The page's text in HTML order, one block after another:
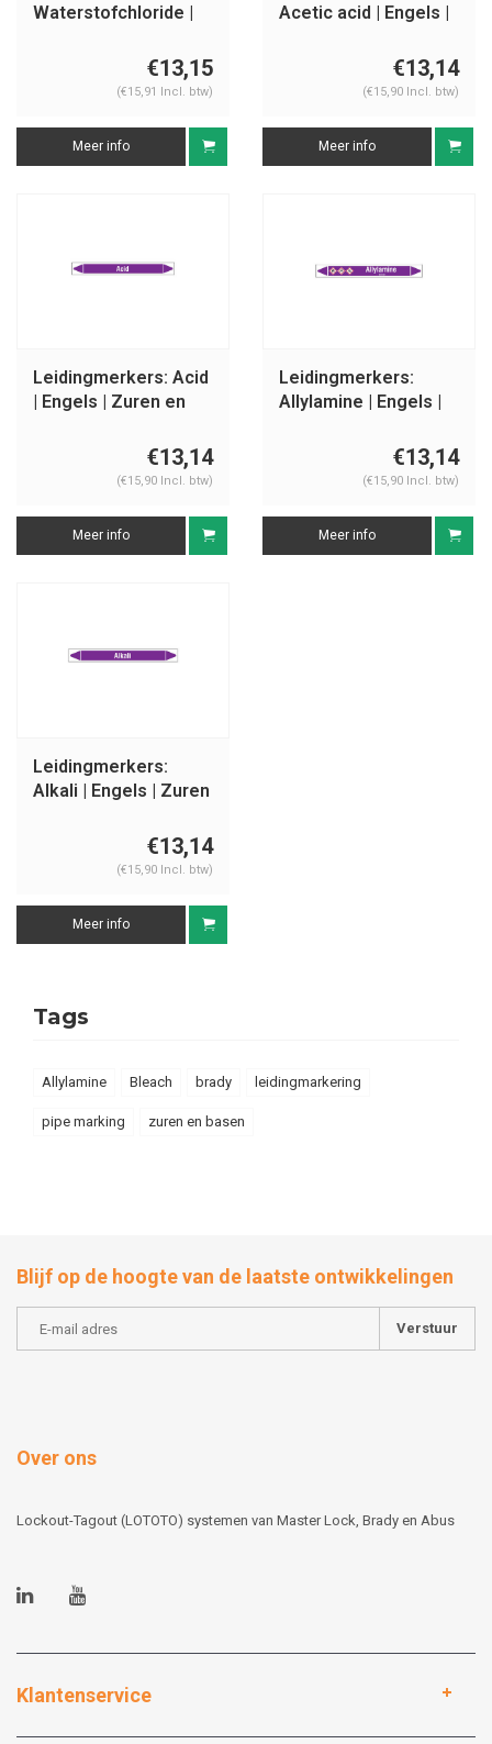
Waterstofchloride |
€13,15
(€15,91 Incl. btw)
Meer info
Acetic acid | Engels |
€13,14
(€15,90 Incl. btw)
Meer info
Leidingmerkers: Acid
| Engels | Zuren en
€13,14
(€15,90 Incl. btw)
Meer info
Leidingmerkers:
Allylamine | Engels |
€13,14
(€15,90 Incl. btw)
Meer info
Leidingmerkers:
Alkali | Engels | Zuren
€13,14
(€15,90 Incl. btw)
Meer info
Tags
Allylamine Bleach brady leidingmarkering
pipe marking zuren en basen
Blijf op de hoogte van de laatste ontwikkelingen
Verstuur
Over ons
Lockout-Tagout (LOTOTO) systemen van Master Lock, Brady en Abus
Klantenservice